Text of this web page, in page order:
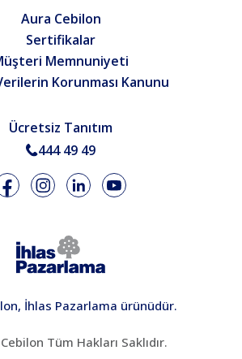
Aura Cebilon
Sertifikalar
Memnuniyeti
Korunması Kanunu
Ücretsiz Tanıtım
444 49 49
İhlas Pazarlama ürünüdür.
Tüm Hakları Saklıdır.